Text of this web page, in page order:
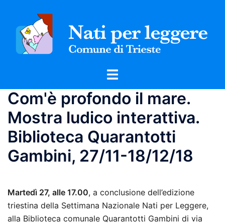
contenuto
Mostra/Nascondi
Com'è profondo il mare.
Mostra ludico interattiva.
Biblioteca Quarantotti
Gambini, 27/11-18/12/18
Martedì 27, alle 17.00, a conclusione dell’edizione
triestina della Settimana Nazionale Nati per Leggere,
alla Biblioteca comunale Quarantotti Gambini di via